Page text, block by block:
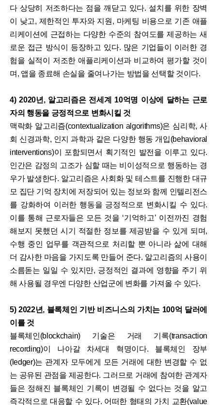
다 상당히 저조하다는 점을 깨닫고 있다. 설치를 위한 장벽
이 낮고, 제한적인 투자와 지원, 마케팅 비용으로 기존 애플
리케이션에 근접하는 다양한 수준의 참여도를 제공하는 새
로운 접근 방식이 등장하고 있다. 많은 기업들이 이러한 경
험을 실적이 저조한 애플리케이션과 비교하여 평가할 것이
며, 앱을 종료해 손실을 줄여나가는 방법을 선택할 것이다.
4) 2020년, 알고리즘은 전세계 10억명 이상에 달하는 근로
자의 행동을 긍정적으로 변화시킬 것
맥락화 알고리즘(contextualization algorithms)은 심리학, 사
회 신경과학, 인지 과학과 같은 다양한 행동 개입(behavioral
interventions)이 포함되면서 획기적인 발전을 이루고 있다.
인간은 감정의 고조가 심할 때는 비이성적으로 행동하는 경
우가 발생한다. 알고리즘은 사회화 및 테스트를 진행한 대규
모 집단 기억 장치에 저장되어 있는 정보와 함께 인텔리전스
를 강화하여 이러한 행동을 긍정적으로 변화시킬 수 있다.
이를 통해 근로자들은 모든 것을 ‘기억하고’ 이전까진 경험
해보지 못했던 시기 적절한 정보를 제공받을 수 있게 되며,
수행 중인 업무를 객관적으로 처리할 뿐 아니라 삶에 대해
더 감사한 마음을 가지도록 만들어 준다. 알고리즘의 사용이
소름돋는 일일 수 있지만, 긍정적인 결과에 영향을 주기 위
해 사용될 경우엔 다양한 산업군에 변화를 가져올 수 있다.
5) 2022년, 블록체인 기반 비즈니스의 가치는 100억 달러에
이를 것
블록체인(blockchain) 기술은 거래 기록(transaction
recording)이 나아갈 차세대 혁명이다. 블록체인 장부
(ledger)는 관계자 모두에게 모든 거래에 대한 변경할 수 없
는 공유된 관점을 제공한다. 그러므로 거래에 참여한 관계자
들은 정해진 블록체인 기록이 변경될 수 없다는 것을 알고
즉각적으로 대응할 수 있다. 어떠한 형태의 가치 교환(value